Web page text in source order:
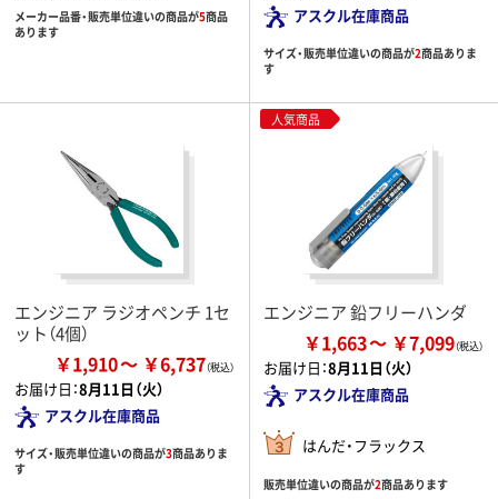
メーカー品番・販売単位違いの商品が5商品
あります
アスクル在庫商品
サイズ・販売単位違いの商品が2商品ありま
す
エンジニア ラジオペンチ 1セ
ット（4個）
￥1,910 ￥6,737
お届け日：8月11日（火）
アスクル在庫商品
サイズ・販売単位違いの商品が3商品ありま
す
人気商品
エンジニア 鉛フリーハンダ
￥1,663 ￥7,099
お届け日：8月11日（火）
アスクル在庫商品
はんだ・フラックス
販売単位違いの商品が2商品あります